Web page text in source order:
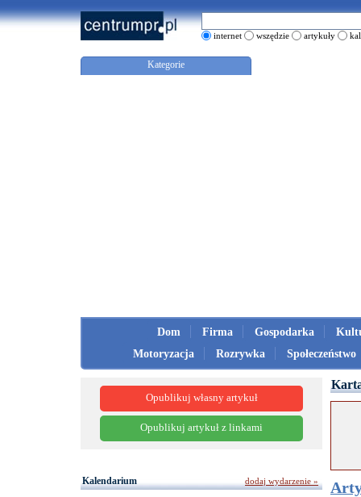
internet wszędzie artykuły
Kategorie
Dom Firma Gospodarka
Motoryzacja
Rozrywka Społeczeństwo
Opublikuj własny artykuł
Opublikuj artykuł z linkami
Kalendarium dodaj wydarzenie »